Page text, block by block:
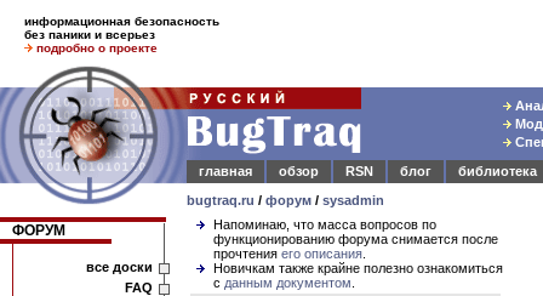
информационная безопасность
без паники и всерьез
подробно о проекте
главная
обзор RSN блог
библиотека
bugtraq.ru / форум / sysadmin
ФОРУМ
все доски
FAQ
Напоминаю, что масса вопросов по
функционированию форума снимается после
прочтения его описания
Новичкам также крайне полезно ознакомиться
с данным документом